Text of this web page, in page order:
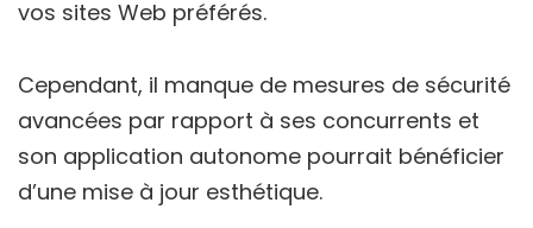
vos sites Web préférés.
Cependant, il manque de mesures de sécurité
avancées par rapport à ses concurrents et
son application autonome pourrait bénéficier
d’une mise à jour esthétique.